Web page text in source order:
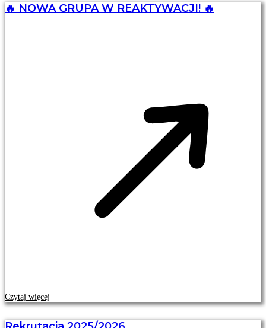
🔥 NOWA GRUPA W REAKTYWACJI! 🔥
Czytaj więcej